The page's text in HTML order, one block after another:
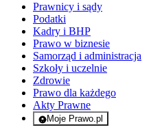
Prawnicy i sądy
Podatki
Kadry i BHP
Prawo w biznesie
Samorząd i administracja
Szkoły i uczelnie
Zdrowie
Prawo dla każdego
Akty Prawne
Moje Prawo.pl
- rejestracja i